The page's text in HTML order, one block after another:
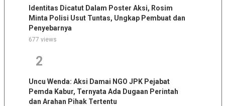
Identitas Dicatut Dalam Poster Aksi, Rosim
Minta Polisi Usut Tuntas, Ungkap Pembuat dan
Penyebarnya
677 views
2
Uncu Wenda: Aksi Damai NGO JPK Pejabat
Pemda Kabur, Ternyata Ada Dugaan Perintah
dan Arahan Pihak Tertentu